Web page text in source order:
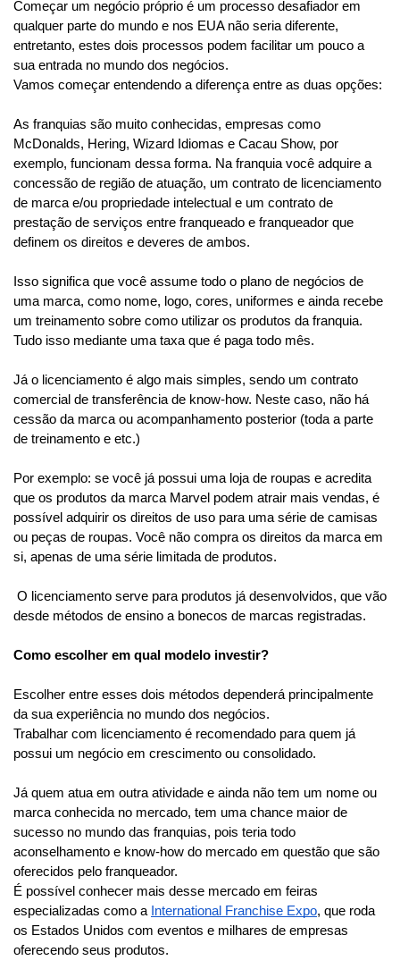
Começar um negócio próprio é um processo desafiador em
qualquer parte do mundo e nos EUA não seria diferente,
entretanto, estes dois processos podem facilitar um pouco a
sua entrada no mundo dos negócios.
Vamos começar entendendo a diferença entre as duas opções:
As franquias são muito conhecidas, empresas como
McDonalds, Hering, Wizard Idiomas e Cacau Show, por
exemplo, funcionam dessa forma. Na franquia você adquire a
concessão de região de atuação, um contrato de licenciamento
de marca e/ou propriedade intelectual e um contrato de
prestação de serviços entre franqueado e franqueador que
definem os direitos e deveres de ambos.
Isso significa que você assume todo o plano de negócios de
uma marca, como nome, logo, cores, uniformes e ainda recebe
um treinamento sobre como utilizar os produtos da franquia.
Tudo isso mediante uma taxa que é paga todo mês.
Já o licenciamento é algo mais simples, sendo um contrato
comercial de transferência de know-how. Neste caso, não há
cessão da marca ou acompanhamento posterior (toda a parte
de treinamento e etc.)
Por exemplo: se você já possui uma loja de roupas e acredita
que os produtos da marca Marvel podem atrair mais vendas, é
possível adquirir os direitos de uso para uma série de camisas
ou peças de roupas. Você não compra os direitos da marca em
si, apenas de uma série limitada de produtos.
desde métodos de ensino a bonecos de marcas registradas.
Como escolher em qual modelo investir?
Escolher entre esses dois métodos dependerá principalmente
da sua experiência no mundo dos negócios.
Trabalhar com licenciamento é recomendado para quem já
possui um negócio em crescimento ou consolidado.
Já quem atua em outra atividade e ainda não tem um nome ou
marca conhecida no mercado, tem uma chance maior de
sucesso no mundo das franquias, pois teria todo
aconselhamento e know-how do mercado em questão que são
oferecidos pelo franqueador.
É possível conhecer mais desse mercado em feiras
especializadas como a International Franchise Expo, que roda
os Estados Unidos com eventos e milhares de empresas
oferecendo seus produtos.
We use cookies
This website uses cookies in order to enhance the overall
Accept all
Customize